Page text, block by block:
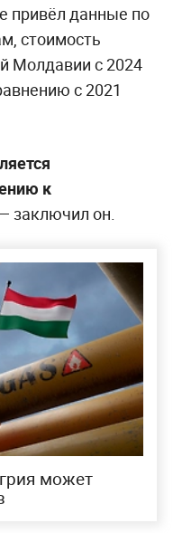
привёл данные по
стоимость
Молдавии с 2024
с 2021
к
заключил он.
может